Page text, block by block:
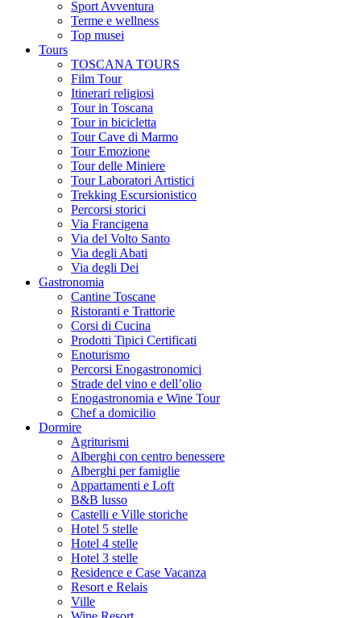
Sport Avventura
Terme e wellness
Top musei
Tours
TOSCANA TOURS
Film Tour
Itinerari religiosi
Tour in Toscana
Tour in bicicletta
Tour Cave di Marmo
Tour Emozione
Tour delle Miniere
Tour Laboratori Artistici
Trekking Escursionistico
Percorsi storici
Via Francigena
Via del Volto Santo
Via degli Abati
Via degli Dei
Gastronomia
Cantine Toscane
Ristoranti e Trattorie
Corsi di Cucina
Prodotti Tipici Certificati
Enoturismo
Percorsi Enogastronomici
Strade del vino e dell’olio
Enogastronomia e Wine Tour
Chef a domicilio
Dormire
Agriturismi
Alberghi con centro benessere
Alberghi per famiglie
Appartamenti e Loft
B&B lusso
Castelli e Ville storiche
Hotel 5 stelle
Hotel 4 stelle
Hotel 3 stelle
Residence e Case Vacanza
Resort e Relais
Ville